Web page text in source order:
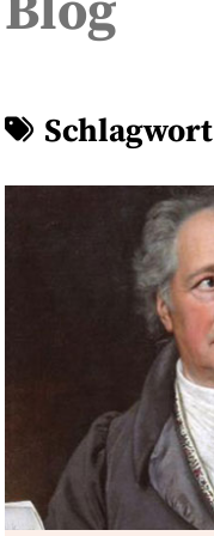
Schlagwort